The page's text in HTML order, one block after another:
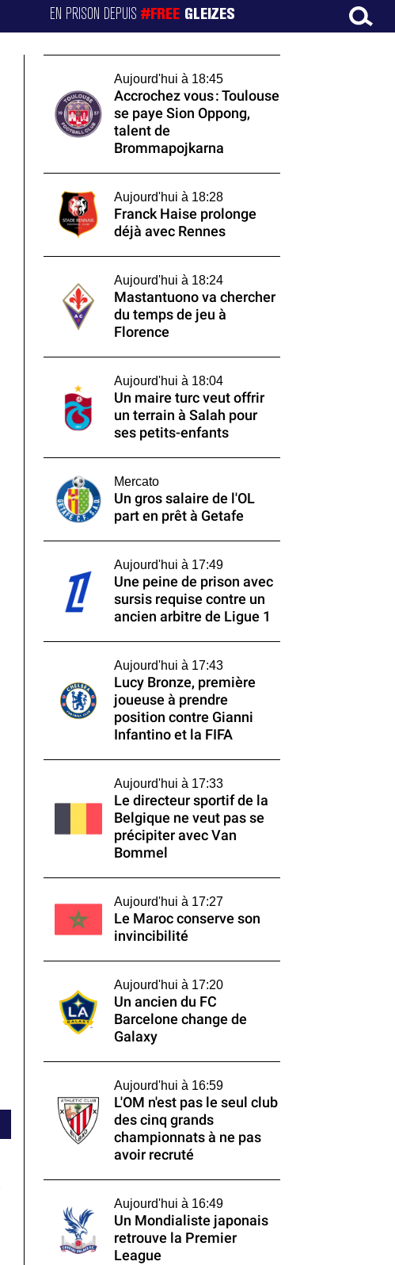
EN PRISON DEPUIS#FREE GLEIZES
Aujourd'hui à 18:45
Accrochez vous : Toulouse
se paye Sion Oppong,
talent de
Brommapojkarna
Aujourd'hui à 18:28
Franck Haise prolonge
déjà avec Rennes
Aujourd'hui à 18:24
Mastantuono va chercher
du temps de jeu à
Florence
Aujourd'hui à 18:04
Un maire turc veut offrir
un terrain à Salah pour
ses petits-enfants
Mercato
Un gros salaire de l'OL
part en prêt à Getafe
Aujourd'hui à 17:49
Une peine de prison avec
sursis requise contre un
ancien arbitre de Ligue 1
Aujourd'hui à 17:43
Lucy Bronze, première
joueuse à prendre
position contre Gianni
Infantino et la FIFA
Aujourd'hui à 17:33
Le directeur sportif de la
Belgique ne veut pas se
précipiter avec Van
Bommel
Aujourd'hui à 17:27
Le Maroc conserve son
invincibilité
Aujourd'hui à 17:20
Un ancien du FC
Barcelone change de
Galaxy
Aujourd'hui à 16:59
L'OM n'est pas le seul club
des cinq grands
championnats à ne pas
avoir recruté
Aujourd'hui à 16:49
Un Mondialiste japonais
retrouve la Premier
League